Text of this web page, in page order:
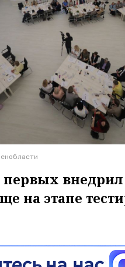
первых
на этапе